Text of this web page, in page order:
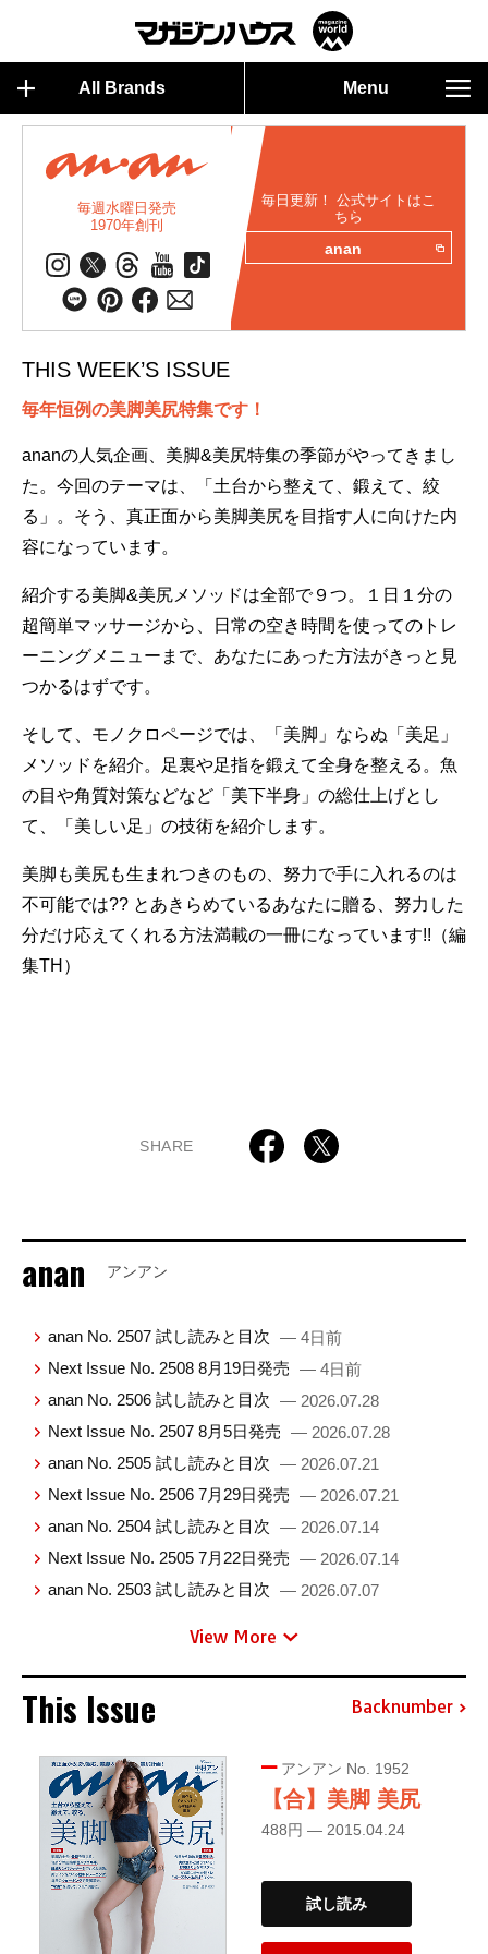
All Brands Menu
毎週水曜日発売
1970年創刊
毎日更新！ 公式サイトはこ
ちら
anan
THIS WEEK’S ISSUE
毎年恒例の美脚美尻特集です！
ananの人気企画、美脚&美尻特集の季節がやってきまし
た。今回のテーマは、「土台から整えて、鍛えて、絞
る」。そう、真正面から美脚美尻を目指す人に向けた内
容になっています。
紹介する美脚&美尻メソッドは全部で９つ。１日１分の
超簡単マッサージから、日常の空き時間を使ってのトレ
ーニングメニューまで、あなたにあった方法がきっと見
つかるはずです。
そして、モノクロページでは、「美脚」ならぬ「美足」
メソッドを紹介。足裏や足指を鍛えて全身を整える。魚
の目や角質対策などなど「美下半身」の総仕上げとし
て、「美しい足」の技術を紹介します。
美脚も美尻も生まれつきのもの、努力で手に入れるのは
不可能では?? とあきらめているあなたに贈る、努力した
分だけ応えてくれる方法満載の一冊になっています!!（編
集TH）
SHARE
anan アンアン
anan No. 2507 試し読みと目次 — 4日前
Next Issue No. 2508 8月19日発売 — 4日前
anan No. 2506 試し読みと目次 — 2026.07.28
Next Issue No. 2507 8月5日発売 — 2026.07.28
anan No. 2505 試し読みと目次 — 2026.07.21
Next Issue No. 2506 7月29日発売 — 2026.07.21
anan No. 2504 試し読みと目次 — 2026.07.14
Next Issue No. 2505 7月22日発売 — 2026.07.14
anan No. 2503 試し読みと目次 — 2026.07.07
View More
This Issue Backnumber
アンアン No. 1952
【合】美脚 美尻
488円 — 2015.04.24
試し読み